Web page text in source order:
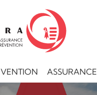
ASSURANCE